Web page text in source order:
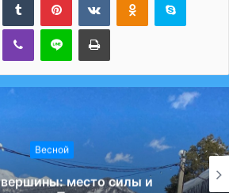
Viber Line Печатать
Весной
место силы и